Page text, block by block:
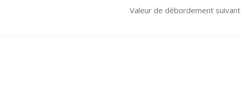
Valeur de débordement suivant